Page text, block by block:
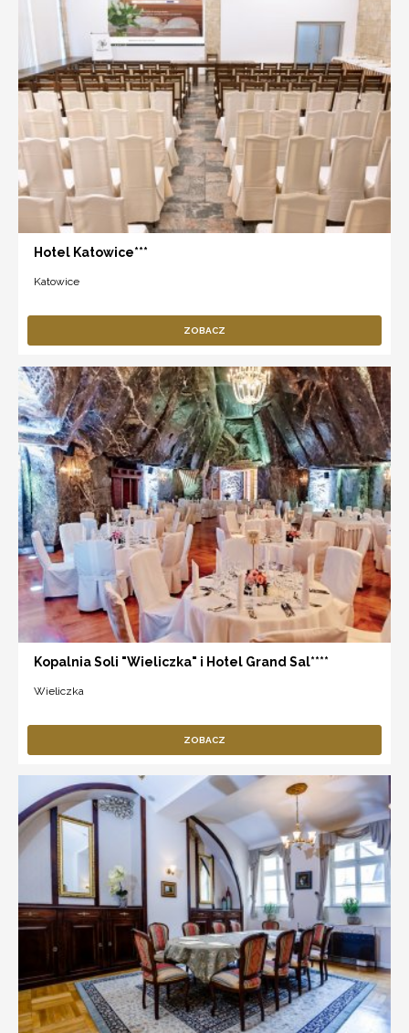
Hotel Katowice***
Katowice
ZOBACZ
Kopalnia Soli "Wieliczka" i Hotel Grand Sal****
Wieliczka
ZOBACZ